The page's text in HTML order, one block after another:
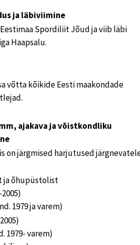
ja läbiviimine
Spordiliit Jõud ja viib läbi
Haapsalu.
võtta kõikide Eesti maakondade
ajakava ja võistkondliku
on järgmised harjutused
ja õhupüstolist
1979 ja varem)
1979- varem)